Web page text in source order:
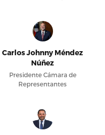
Carlos Johnny Méndez
Núñez
Presidente Cámara de
Representantes